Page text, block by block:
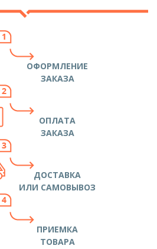
ОФОРМЛЕНИЕ
ЗАКАЗА
ОПЛАТА
ЗАКАЗА
ДОСТАВКА
ИЛИ САМОВЫВОЗ
ПРИЕМКА
ТОВАРА